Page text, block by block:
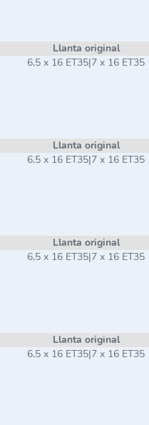
Llanta original
6,5 x 16 ET35|7 x 16 ET35
Llanta original
6,5 x 16 ET35|7 x 16 ET35
Llanta original
6,5 x 16 ET35|7 x 16 ET35
Llanta original
6,5 x 16 ET35|7 x 16 ET35